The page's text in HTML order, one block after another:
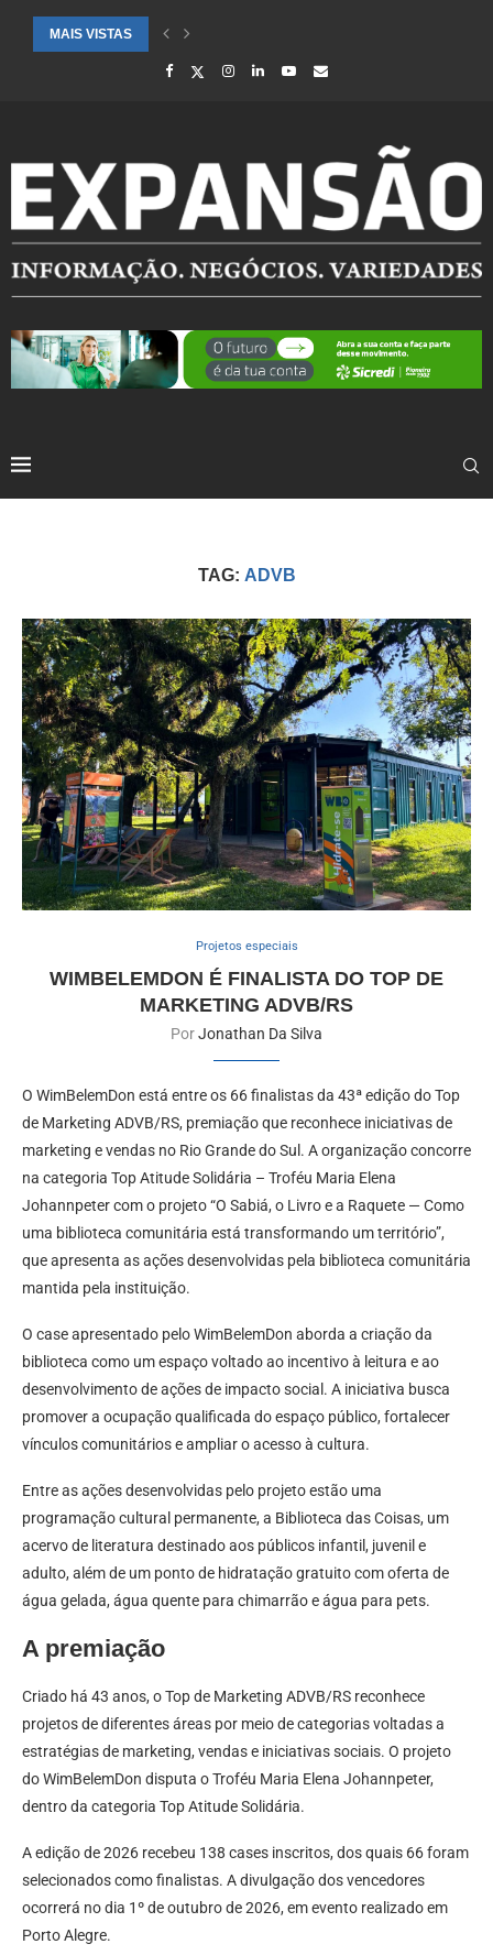
MAIS VISTAS
CIDADES ATENDIDAS PELO SEBRAE RS SÃO DESTAQUE EM
TAG: ADVB
Projetos especiais
WIMBELEMDON É FINALISTA DO TOP DE
MARKETING ADVB/RS
PorJonathan Da Silva
O WimBelemDon está entre os 66 finalistas da 43ª edição do Top
de Marketing ADVB/RS, premiação que reconhece iniciativas de
marketing e vendas no Rio Grande do Sul. A organização concorre
na categoria Top Atitude Solidária – Troféu Maria Elena
Johannpeter com o projeto “O Sabiá, o Livro e a Raquete — Como
uma biblioteca comunitária está transformando um território”,
que apresenta as ações desenvolvidas pela biblioteca comunitária
mantida pela instituição.
O case apresentado pelo WimBelemDon aborda a criação da
biblioteca como um espaço voltado ao incentivo à leitura e ao
desenvolvimento de ações de impacto social. A iniciativa busca
promover a ocupação qualificada do espaço público, fortalecer
vínculos comunitários e ampliar o acesso à cultura.
Entre as ações desenvolvidas pelo projeto estão uma
programação cultural permanente, a Biblioteca das Coisas, um
acervo de literatura destinado aos públicos infantil, juvenil e
adulto, além de um ponto de hidratação gratuito com oferta de
água gelada, água quente para chimarrão e água para pets.
A premiação
Criado há 43 anos, o Top de Marketing ADVB/RS reconhece
projetos de diferentes áreas por meio de categorias voltadas a
estratégias de marketing, vendas e iniciativas sociais. O projeto
do WimBelemDon disputa o Troféu Maria Elena Johannpeter,
dentro da categoria Top Atitude Solidária.
A edição de 2026 recebeu 138 cases inscritos, dos quais 66 foram
selecionados como finalistas. A divulgação dos vencedores
ocorrerá no dia 1º de outubro de 2026, em evento realizado em
Porto Alegre.